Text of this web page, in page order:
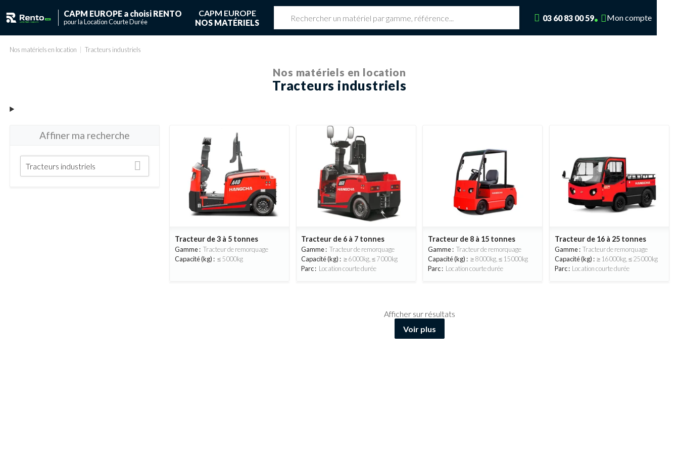
CAPM EUROPE a choisi RENTO
pour la Location Courte Durée
CAPM EUROPE
NOS MATÉRIELS
03 60 83 00 59 Mon compte
Nos matériels en location Tracteurs industriels
Nos matériels en location
Tracteurs industriels
Affiner ma recherche
Tracteur de 3 à 5 tonnes
Gamme : Tracteur de remorquage
Capacité (kg) : ≤ 5 000kg
Tracteur de 6 à 7 tonnes
Gamme : Tracteur de remorquage
Capacité (kg) : ≥ 6 000kg, ≤ 7 000kg
Parc : Location courte durée
Tracteur de 8 à 15 tonnes
Gamme : Tracteur de remorquage
Capacité (kg) : ≥ 8 000kg, ≤ 15 000kg
Parc : Location courte durée
Tracteur de 16 à 25 tonnes
Gamme : Tracteur de remorquage
Capacité (kg) : ≥ 16 000kg, ≤ 25 000kg
Parc : Location courte durée
Afficher sur résultats
Voir plus
Vous avez une réservation en cours